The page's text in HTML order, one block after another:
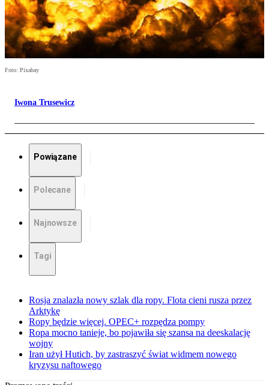
Foto: Pixabay
Iwona Trusewicz
Powiązane
Polecane
Najnowsze
Tagi
Rosja znalazła nowy szlak dla ropy. Flota cieni rusza przez
Arktykę
Ropy będzie więcej. OPEC+ rozpędza pompy
Ropa mocno tanieje, bo pojawiła się szansa na deeskalację
wojny
Iran użył Hutich, by zastraszyć świat widmem nowego
kryzysu naftowego